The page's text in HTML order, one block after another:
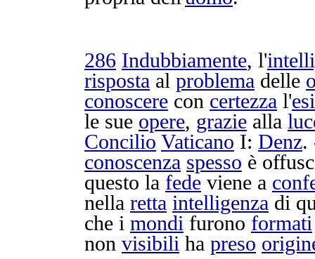
286 Indubbiamente, l'
risposta al problema delle
conoscere con certezza l'
le sue opere, grazie alla
Concilio Vaticano I: Denz.
conoscenza spesso è
questo la fede viene a
nella retta intelligenza di
che i mondi furono formati
non visibili ha preso